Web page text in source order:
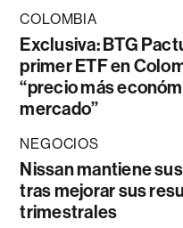
COLOMBIA
Exclusiva: BTG
primer ETF en
“precio más
mercado”
NEGOCIOS
Nissan mantiene
tras mejorar sus
trimestrales